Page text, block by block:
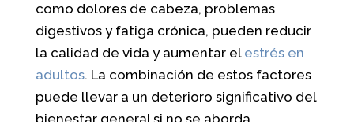
como dolores de cabeza, problemas
digestivos y fatiga crónica, pueden reducir
la calidad de vida y aumentar el estrés en
adultos. La combinación de estos factores
puede llevar a un deterioro significativo del